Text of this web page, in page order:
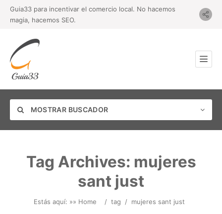
Guia33 para incentivar el comercio local. No hacemos
magia, hacemos SEO.
MOSTRAR BUSCADOR
Ubicación
Tag Archives: mujeres
sant just
Estás aquí: »» Home / tag / mujeres sant just